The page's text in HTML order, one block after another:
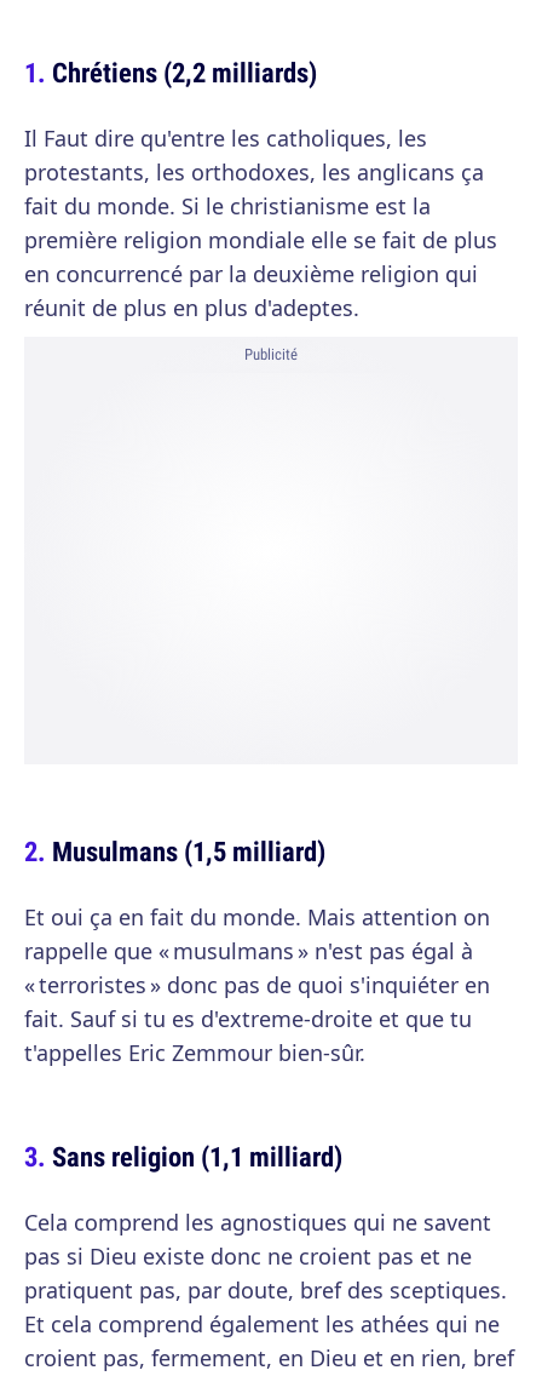
Chrétiens (2,2 milliards)
Il Faut dire qu'entre les catholiques, les
protestants, les orthodoxes, les anglicans ça
fait du monde. Si le christianisme est la
première religion mondiale elle se fait de plus
en concurrencé par la deuxième religion qui
réunit de plus en plus d'adeptes.
Publicité
Musulmans (1,5 milliard)
Et oui ça en fait du monde. Mais attention on
rappelle que « musulmans » n'est pas égal à
« terroristes » donc pas de quoi s'inquiéter en
fait. Sauf si tu es d'extreme-droite et que tu
t'appelles Eric Zemmour bien-sûr.
Sans religion (1,1 milliard)
Cela comprend les agnostiques qui ne savent
pas si Dieu existe donc ne croient pas et ne
pratiquent pas, par doute, bref des sceptiques.
Et cela comprend également les athées qui ne
croient pas, fermement, en Dieu et en rien, bref